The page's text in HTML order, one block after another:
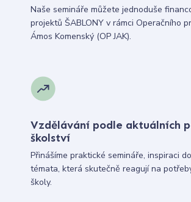
Naše semináře můžete jednoduše
projektů ŠABLONY v rámci Operačního
Ámos Komenský (OP JAK).
Vzdělávání podle aktuálních
školství
Přinášíme praktické semináře, inspiraci
témata, která skutečně reagují na
školy.